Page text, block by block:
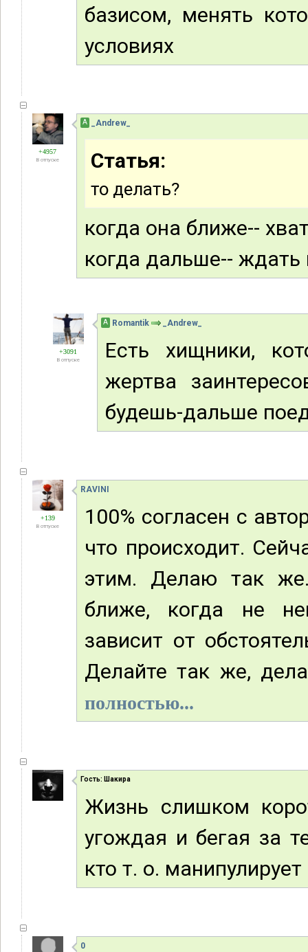
базисом, менять
условиях
+4957
В отпуске
А _Andrew_
Статья:
то делать?
когда она ближе--
когда дальше--
+3091
В отпуске
А Romantik _Andrew_
Есть хищники,
жертва
будешь-дальше
+139
В отпуске
RAVINI
100% согласен с
что происходит.
этим. Делаю так
ближе, когда не
зависит от
Делайте так же,
полностью...
Гость: Шакира
Жизнь слишком
угождая и бегая за
кто т. о.
0